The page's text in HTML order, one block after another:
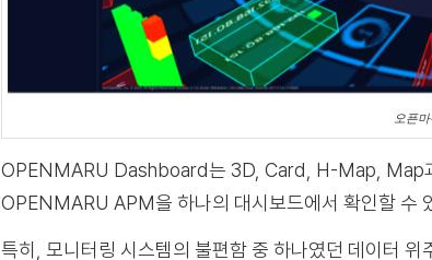
오픈
OPENMARU Dashboard는 3D, Card, H-Map, Map
OPENMARU APM을 하나의 대시보드에서 확인할 수
특히, 모니터링 시스템의 불편함 중 하나였던 데이터